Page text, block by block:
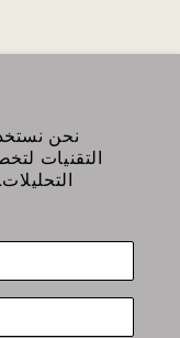
نحن
التقنيات
www.tiktok.com/